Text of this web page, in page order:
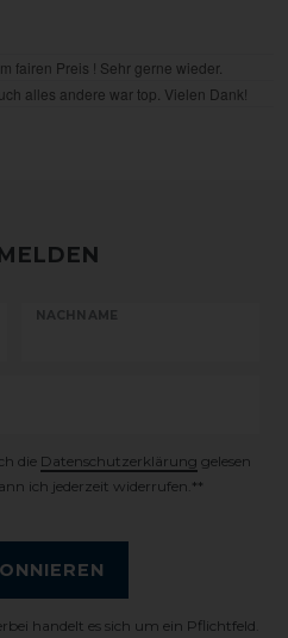
NACHNAME
die Daten­schutz­erklärung gelesen
ich jederzeit widerrufen.**
handelt es sich um ein Pflichtfeld.